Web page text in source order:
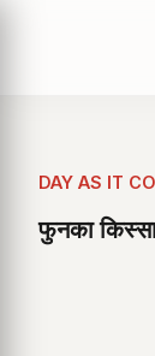
DAY AS IT
फुनका